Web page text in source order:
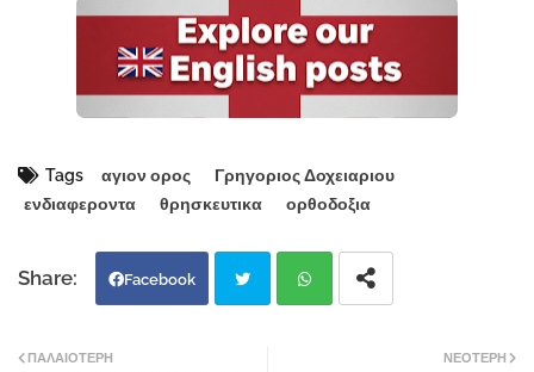
Tags αγιον ορος
Γρηγοριος Δοχειαριου
ενδιαφεροντα
θρησκευτικα ορθοδοξια
Facebook
ΝΕΌΤΕΡΗ
ΠΑΛΑΙΌΤΕΡΗ